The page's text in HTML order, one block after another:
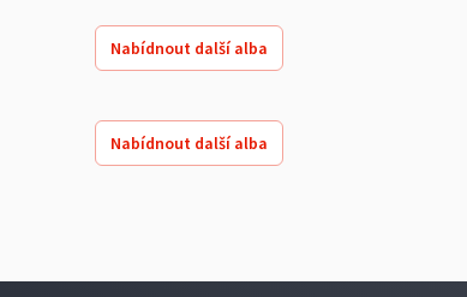
Nabídnout další alba
Nabídnout další alba